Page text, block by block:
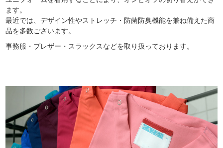
ます。
最近では、デザイン性やストレッチ・防菌防臭機能を兼ね備えた商
品を多数ございます。
事務服・ブレザー・スラックスなどを取り扱っております。